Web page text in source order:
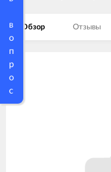
в
о
п
р
о
с
Обзор Отзывы
Изображения
товаров